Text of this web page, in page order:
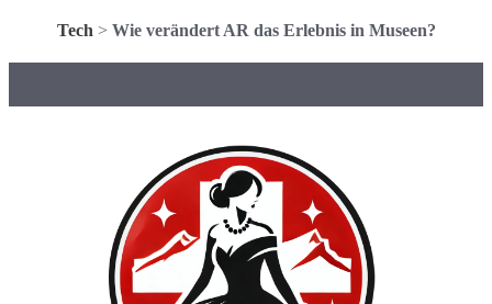
Tech > Wie verändert AR das Erlebnis in Museen?